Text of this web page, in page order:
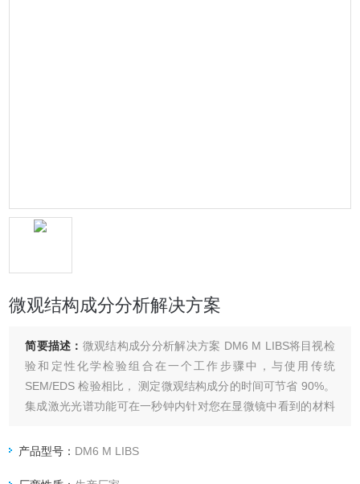
微观结构成分分析解决方案
简要描述： 微观结构成分分析解决方案 DM6 M LIBS将目视检
验和定性化学检验组合在一个工作步骤中，与使用传统
SEM/EDS 检验相比， 测定微观结构成分的时间可节省 90%。
集成激光光谱功能可在一秒钟内针对您在显微镜中看到的材料
用于目视和化学分析的二合一系统
产品型号： DM6 M LIBS